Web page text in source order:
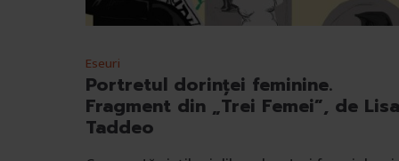
Eseuri
Portretul dorinței feminine.
Fragment din „Trei Femei”, de Lisa
Taddeo